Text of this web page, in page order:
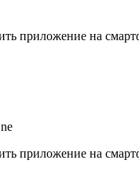
приложение на
приложение на